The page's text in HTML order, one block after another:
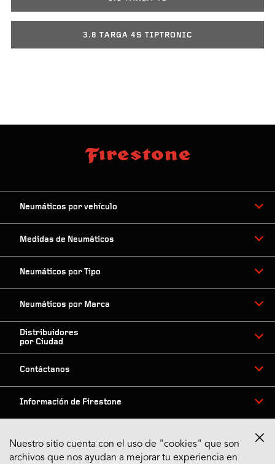
3.8 TARGA 4S TIPTRONIC
Neumáticos por vehículo
Medidas de Neumáticos
Neumáticos por Tipo
Neumáticos por Marca
Distribuidores
por Ciudad
Contáctanos
Información de Firestone
Síguenos en Redes
Nuestro sitio cuenta con el uso de "cookies" que son
archivos que nos ayudan a mejorar tu experiencia en